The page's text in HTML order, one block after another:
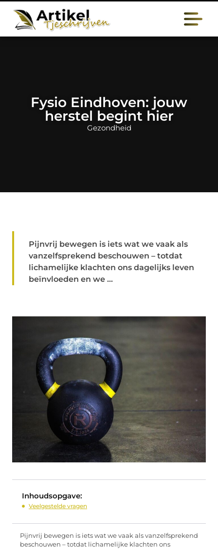
Fysio Eindhoven: jouw
herstel begint hier
Gezondheid
Pijnvrij bewegen is iets wat we vaak als
vanzelfsprekend beschouwen – totdat
lichamelijke klachten ons dagelijks leven
beïnvloeden en we ...
Inhoudsopgave:
Veelgestelde vragen
Pijnvrij bewegen is iets wat we vaak als vanzelfsprekend
beschouwen – totdat lichamelijke klachten ons